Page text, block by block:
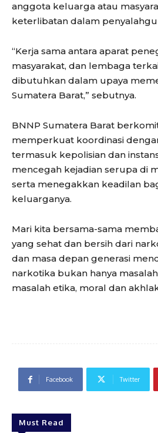
anggota keluarga atau
keterlibatan dalam
“Kerja sama antara aparat
masyarakat, dan lembaga
dibutuhkan dalam upaya
Sumatera Barat,” sebutnya.
BNNP Sumatera Barat
memperkuat koordinasi
termasuk kepolisian dan
mencegah kejadian serupa di
serta menegakkan keadilan
keluarganya.
Mari kita bersama-sama
yang sehat dan bersih dari
dan masa depan generasi
narkotika bukan hanya
masalah etika, moral dan
Facebook Twitter
Must Read